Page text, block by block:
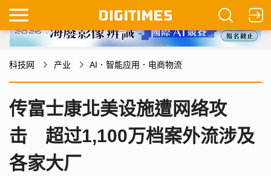
科技网 产业 AI．智能应用．电商物流
传富士康北美设施遭网络攻
击 超过1,100万档案外流涉及
各家大厂